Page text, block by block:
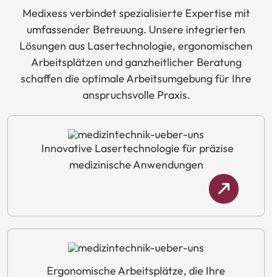
Medixess verbindetspezialisierte Expertise mit
umfassender Betreuung. Unsere integrierten
Lösungen aus Lasertechnologie, ergonomischen
Arbeitsplätzen undganzheitlicher Beratung
schaffen die optimaleArbeitsumgebungfür Ihre
anspruchsvolle Praxis.
Innovative Lasertechnologie für präzise
medizinischeAnwendungen
ErgonomischeArbeitsplätze, die Ihre